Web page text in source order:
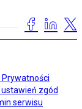
Prywatności
zgód
serwisu